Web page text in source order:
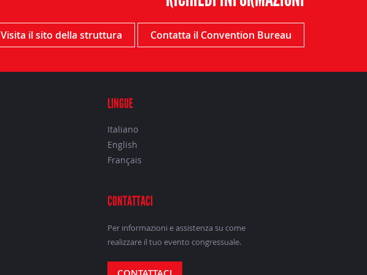
Visita il sito della struttura Contatta il Convention Bureau
LINGUE
Italiano
English
Français
CONTATTACI
Per informazioni e assistenza su come
realizzare il tuo evento congressuale.